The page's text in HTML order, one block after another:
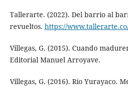
Tallerarte. (2022). Del barrio al
revueltos. https://
Villegas, G. (2015). Cuando
Editorial Manuel Arroyave.
Villegas, G. (2016). Río Yurayaco.